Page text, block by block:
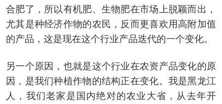
合肥了，所以有机肥、生物肥在市场上脱颖而出，
尤其是种经济作物的农民，反而更喜欢用高附加值
的产品，这是现在这个行业产品迭代的一个变化。
另一个原因，也就是这个行业在农资产品变化的原
因，是我们种植作物的结构正在变化。我是黑龙江
人，我们老家是国内绝对的农业大省，从去年开